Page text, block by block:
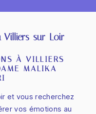
Villiers-sur-Loir
À VILLIERS-
MALIKA
et vous recherchez
vos émotions au